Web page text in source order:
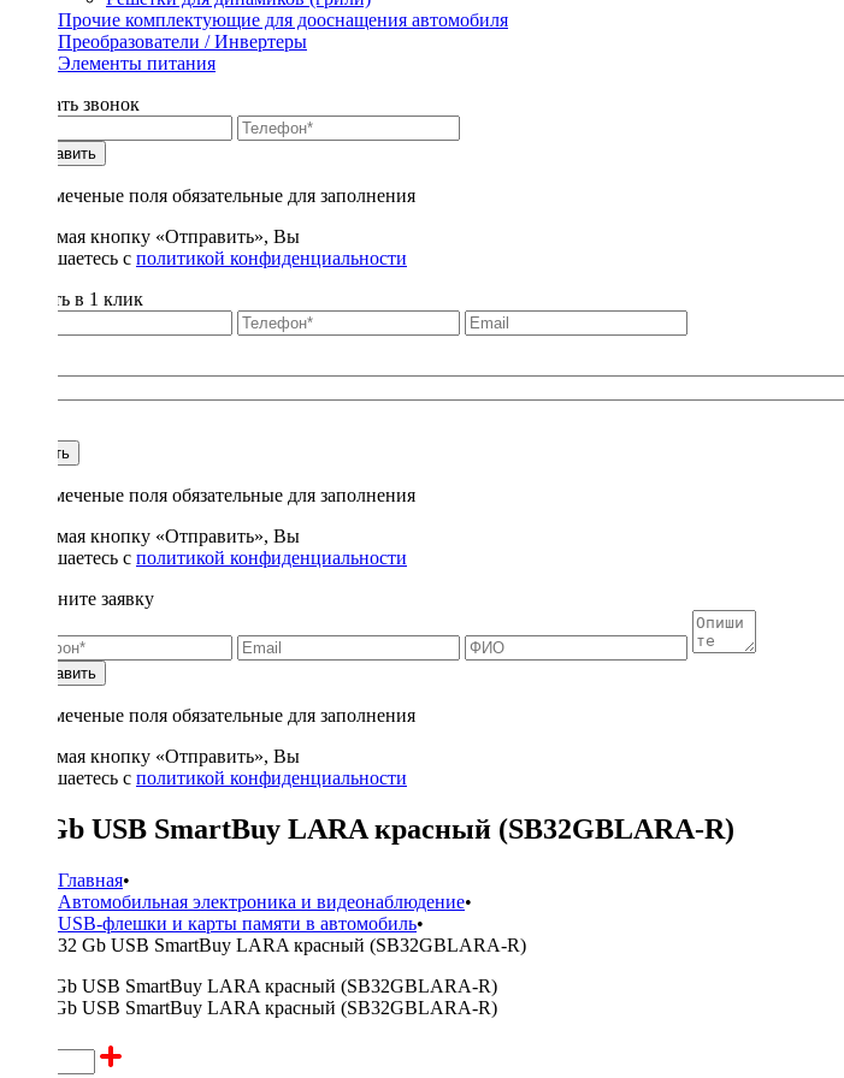
Прочие комплектующие для дооснащения автомобиля
Преобразователи / Инвертеры
Элементы питания
Заказать звонок
Отправить
* - отмеченые поля обязательные для заполнения
Нажимая кнопку «Отправить», Вы
соглашаетесь с политикой конфиденциальности
Купить в 1 клик
Купить
* - отмеченые поля обязательные для заполнения
Нажимая кнопку «Отправить», Вы
соглашаетесь с политикой конфиденциальности
Заполните заявку
Отправить
* - отмеченые поля обязательные для заполнения
Нажимая кнопку «Отправить», Вы
соглашаетесь с политикой конфиденциальности
32 Gb USB SmartBuy LARA красный (SB32GBLARA-R)
Главная•
Автомобильная электроника и видеонаблюдение•
USB-флешки и карты памяти в автомобиль•
32 Gb USB SmartBuy LARA красный (SB32GBLARA-R)